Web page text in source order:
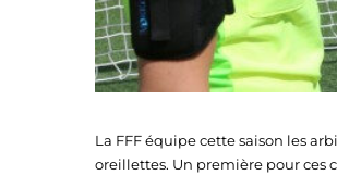
La FFF équipe cette saison les
oreillettes. Un première pour ces